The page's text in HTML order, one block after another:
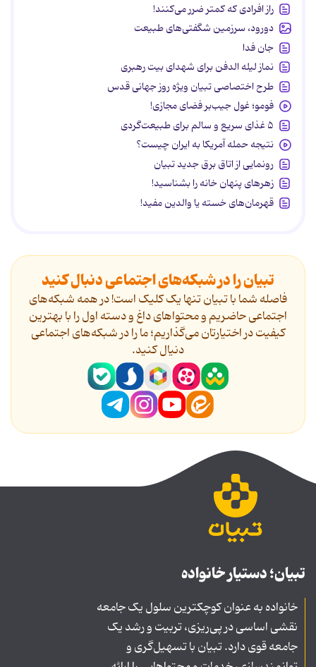
راز افرادی که کمتر ضرر می‌کنند!
دورود، سرزمین شگفتی‌های طبیعت
جان فدا
نماز لیله الدفن برای شهدای بیت رهبری
طرح اختصاصی تبیان ویژه روز جهانی قدس
فومو؛ غول جیب‌بر فضای مجازی!
۵ غذای سریع و سالم برای طبیعت‌گردی
نتیجه حمله آمریکا به ایران چیست؟
رونمایی از اتاق برق جدید تبیان
زهرهای پنهان خانه را بشناسید!
قهرمان‌های خسته یا والدین مفید!
تبیان را در شبکه‌های اجتماعی دنبال کنید
فاصله شما با تبیان تنها یک کلیک است! در همه شبکه‌های
اجتماعی حاضریم و محتواهای داغ و دسته اول را با بهترین
کیفیت در اختیارتان می‌گذاریم؛ ما را در شبکه‌های اجتماعی
دنیال کنید.
تبیان؛ دستیار خانواده
خانواده به عنوان کوچکترین سلول یک جامعه
نقشی اساسی در پی‌ریزی، تربیت و رشد یک
جامعه قوی دارد. تبیان با تسهیل‌گری و